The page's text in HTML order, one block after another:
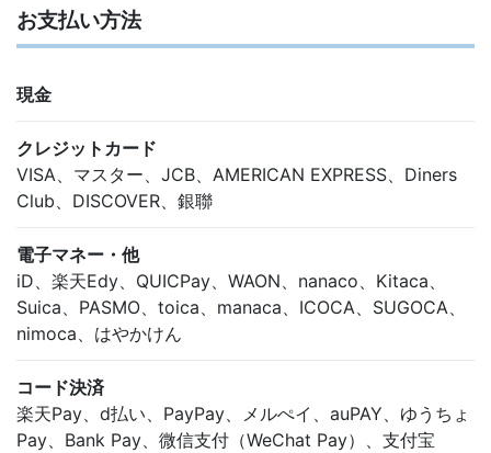
お支払い方法
現金
クレジットカード
VISA、マスター、JCB、AMERICAN EXPRESS、Diners
Club、DISCOVER、銀聯
電子マネー・他
iD、楽天Edy、QUICPay、WAON、nanaco、Kitaca、
Suica、PASMO、toica、manaca、ICOCA、SUGOCA、
nimoca、はやかけん
コード決済
楽天Pay、d払い、PayPay、メルぺイ、auPAY、ゆうちょ
Pay、Bank Pay、微信支付（WeChat Pay）、支付宝